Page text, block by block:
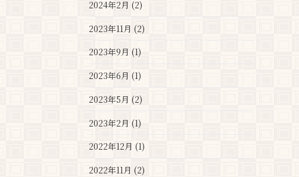
2024年2月 (2)
2023年11月 (2)
2023年9月 (1)
2023年6月 (1)
2023年5月 (2)
2023年2月 (1)
2022年12月 (1)
2022年11月 (2)